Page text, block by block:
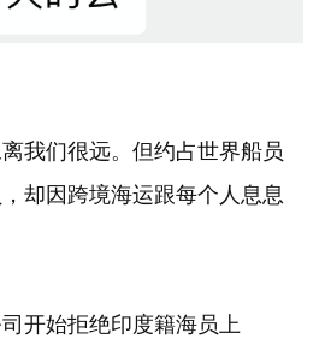
我们很远。但约占世界船员
却因跨境海运跟每个人息息
开始拒绝印度籍海员上